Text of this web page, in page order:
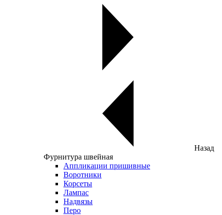
Назад
Фурнитура швейная
Аппликации пришивные
Воротники
Корсеты
Лампас
Надвязы
Перо